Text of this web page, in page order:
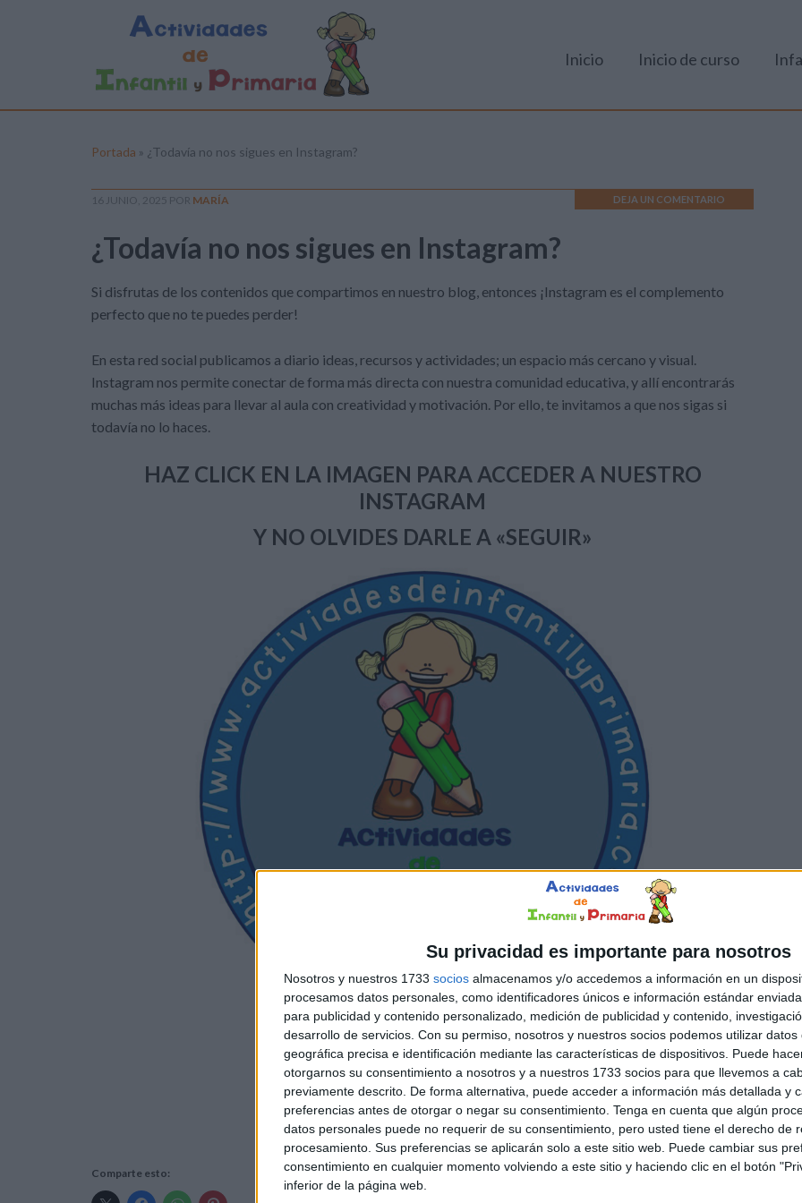
Su privacidad es importante para nosotros
Nosotros y nuestros 1733 socios almacenamos y/o accedemos a información en un
procesamos datos personales, como identificadores únicos e información estándar
para publicidad y contenido personalizado, medición de publicidad y contenido,
desarrollo de servicios. Con su permiso, nosotros y nuestros socios podemos utilizar datos
geográfica precisa e identificación mediante las características de dispositivos. Puede
otorgarnos su consentimiento a nosotros y a nuestros 1733 socios para que llevemos a
previamente descrito. De forma alternativa, puede acceder a información más detallada y
preferencias antes de otorgar o negar su consentimiento. Tenga en cuenta que algún
datos personales puede no requerir de su consentimiento, pero usted tiene el derecho de
procesamiento. Sus preferencias se aplicarán solo a este sitio web. Puede cambiar sus
consentimiento en cualquier momento volviendo a este sitio y haciendo clic en el botón
inferior de la página web.
Inicio Inicio de curso
Portada » ¿Todavía no nos sigues en Instagram?
16 JUNIO, 2025 POR MARÍA DEJA UN COMENTARIO
¿Todavía no nos sigues en Instagram?
Si disfrutas de los contenidos que compartimos en nuestro blog, entonces ¡Instagram es el complemento
perfecto que no te puedes perder!
En esta red social publicamos a diario ideas, recursos y actividades; un espacio más cercano y visual.
Instagram nos permite conectar de forma más directa con nuestra comunidad educativa, y allí encontrarás
muchas más ideas para llevar al aula con creatividad y motivación. Por ello, te invitamos a que nos sigas si
todavía no lo haces.
HAZ CLICK EN LA IMAGEN PARA ACCEDER A NUESTRO
INSTAGRAM
Y NO OLVIDES DARLE A «SEGUIR»
¡¡TE ESPERAMOS!!
Comparte esto: